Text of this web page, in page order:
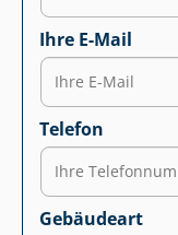
Ihre E-Mail
Telefon
Gebäudeart